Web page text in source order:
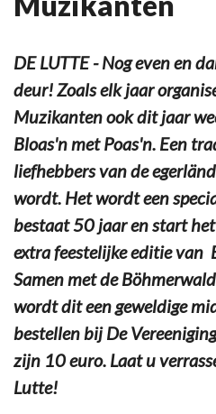
DE LUTTE - Nog even en
deur! Zoals elk jaar
Muzikanten ook dit jaar
Bloas'n met Poas'n. Een
liefhebbers van de
wordt. Het wordt een
bestaat 50 jaar en start
extra feestelijke editie van
Samen met de
wordt dit een geweldige
bestellen bij De
zijn 10 euro. Laat u
Lutte!